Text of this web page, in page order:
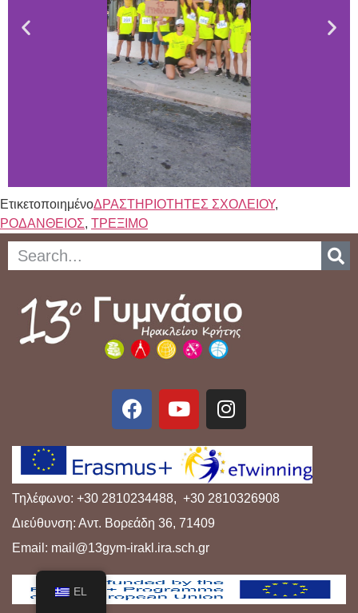
ΕτικετοποιημένοΔΡΑΣΤΗΡΙΟΤΗΤΕΣ ΣΧΟΛΕΙΟΥ,
ΡΟΔΑΝΘΕΙΟΣ, ΤΡΕΞΙΜΟ
Τηλέφωνο: +30 2810234488, +30 2810326908
Διεύθυνση: Αντ. Βορεάδη 36, 71409
Email: mail@13gym-irakl.ira.sch.gr
EL